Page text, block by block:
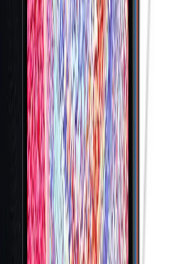
Samsung One UI Core